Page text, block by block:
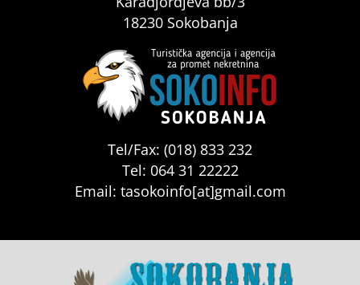
18230 Sokobanja
Tel/Fax: (018) 833 232
Tel: 064 31 22222
Email: tasokoinfo[at]gmail.com